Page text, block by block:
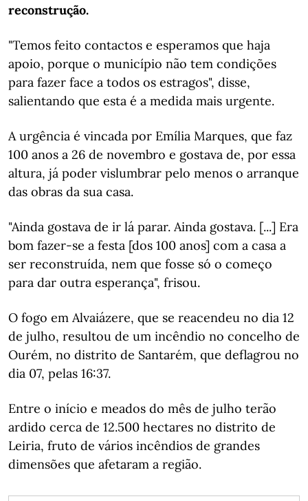
reconstrução.
"Temos feito contactos e esperamos que haja
apoio, porque o município não tem condições
para fazer face a todos os estragos", disse,
salientando que esta é a medida mais urgente.
A urgência é vincada por Emília Marques, que faz
100 anos a 26 de novembro e gostava de, por essa
altura, já poder vislumbrar pelo menos o arranque
das obras da sua casa.
"Ainda gostava de ir lá parar. Ainda gostava. [...] Era
bom fazer-se a festa [dos 100 anos] com a casa a
ser reconstruída, nem que fosse só o começo
para dar outra esperança", frisou.
O fogo em Alvaiázere, que se reacendeu no dia 12
de julho, resultou de um incêndio no concelho de
Ourém, no distrito de Santarém, que deflagrou no
dia 07, pelas 16:37.
Entre o início e meados do mês de julho terão
ardido cerca de 12.500 hectares no distrito de
Leiria, fruto de vários incêndios de grandes
dimensões que afetaram a região.